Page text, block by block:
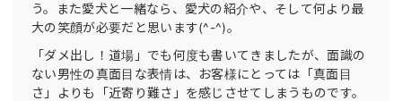
う。また愛犬と一緒なら、愛犬の紹介や、そして何より最
大の笑顔が必要だと思います(^-^)。
「ダメ出し！道場」でも何度も書いてきましたが、面識の
ない男性の真面目な表情は、お客様にとっては「真面目
さ」よりも「近寄り難さ」を感じさせてしまうものです。